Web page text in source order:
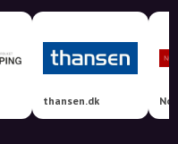
thansen.dk